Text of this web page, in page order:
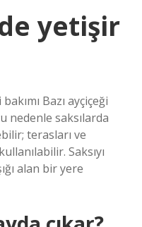
yetişir
Bazı ayçiçeği
saksılarda
terasları ve
Saksıyı
alan bir yere